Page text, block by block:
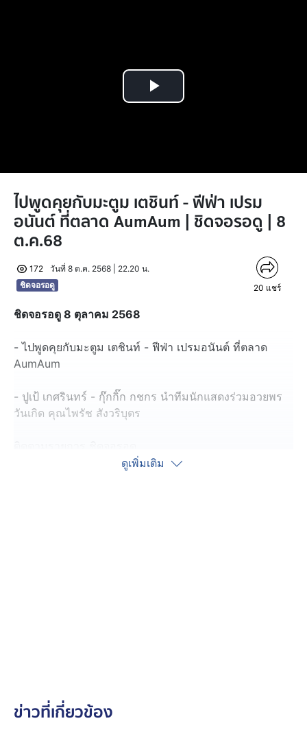
Play
ไปพูดคุยกับมะตูม เตชินท์ - ฟีฟ่า เปรม
อนันต์ ที่ตลาด AumAum | ชิดจอรอดู | 8
ต.ค.68
172
วันที่ 8 ต.ค. 2568 | 22.20 น.
ชิดจอรอดู
20 แชร์
ชิดจอรอดู 8 ตุลาคม 2568
- ไปพูดคุยกับมะตูม เตชินท์ - ฟีฟ่า เปรมอนันต์ ที่ตลาด
AumAum
- ปูเป้ เกศรินทร์ - กุ๊กกิ๊ก กชกร นำทีมนักแสดงร่วมอวยพร
วันเกิด คุณไพรัช สังวริบุตร
วันจันทร์ อังคาร วันพุธ วันพฤหัสบดี วันเสาร์ และวันอาทิตย์
ดูเพิ่มเติม
ข่าวที่เกี่ยวข้อง